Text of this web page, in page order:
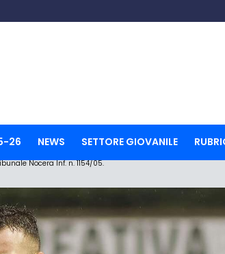
26 NEWS SETTORE GIOVANILE
Nocera Inf. n. 1154/05.